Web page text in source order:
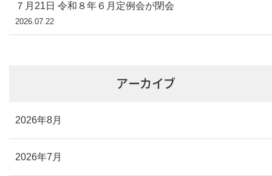
７月21日 令和８年６月定例会が閉会
2026.07.22
アーカイブ
2026年8月
2026年7月